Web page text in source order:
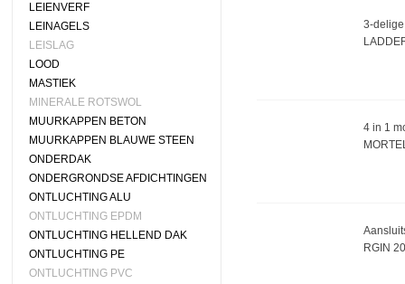
LEIENVERF
LEINAGELS
LEISLAG
LOOD
MASTIEK
MINERALE ROTSWOL
MUURKAPPEN BETON
MUURKAPPEN BLAUWE STEEN
ONDERDAK
ONDERGRONDSE AFDICHTINGEN
ONTLUCHTING ALU
ONTLUCHTING EPDM
ONTLUCHTING HELLEND DAK
ONTLUCHTING PE
ONTLUCHTING PVC
3-
4 in 1
RGIN